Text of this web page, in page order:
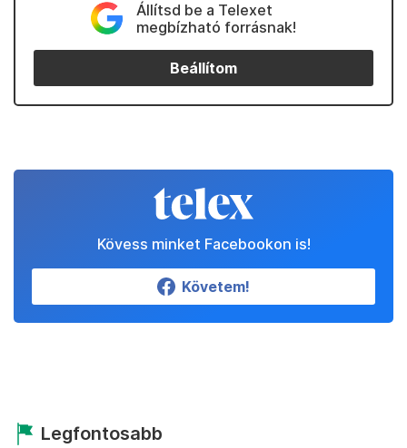
Állítsd be a Telexet
megbízható forrásnak!
Beállítom
Kövess minket Facebookon is!
Követem!
Legfontosabb